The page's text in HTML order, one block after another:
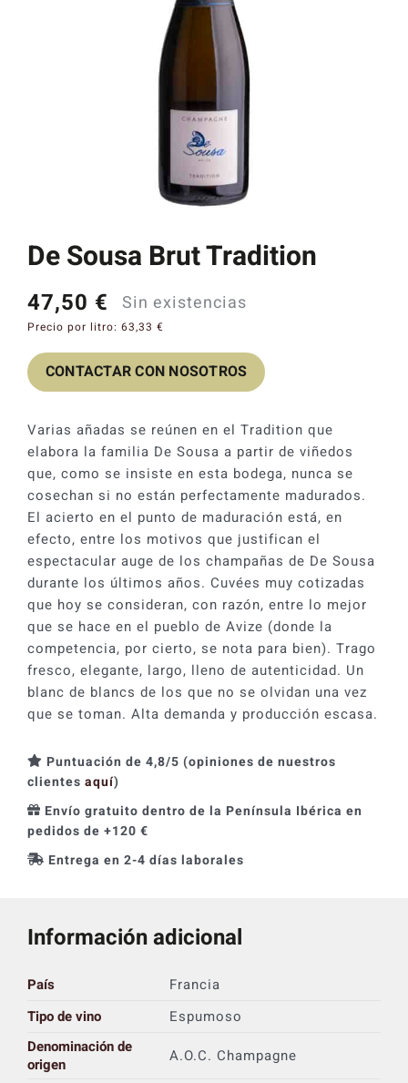
De Sousa Brut Tradition
47,50 € Sin existencias
Precio por litro: 63,33 €
CONTACTAR CON NOSOTROS
Varias añadas se reúnen en el Tradition que
elabora la familia De Sousa a partir de viñedos
que, como se insiste en esta bodega, nunca se
cosechan si no están perfectamente madurados.
El acierto en el punto de maduración está, en
efecto, entre los motivos que justifican el
espectacular auge de los champañas de De Sousa
durante los últimos años. Cuvées muy cotizadas
que hoy se consideran, con razón, entre lo mejor
que se hace en el pueblo de Avize (donde la
competencia, por cierto, se nota para bien). Trago
fresco, elegante, largo, lleno de autenticidad. Un
blanc de blancs de los que no se olvidan una vez
que se toman. Alta demanda y producción escasa.
Puntuación de 4,8/5 (opiniones de nuestros
clientes aquí)
Envío gratuito dentro de la Península Ibérica en
pedidos de +120 €
Entrega en 2-4 días laborales
Información adicional
País
Francia
Tipo de vino
Espumoso
Denominación de
origen
A.O.C. Champagne